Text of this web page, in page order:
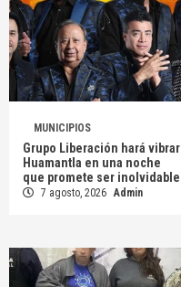
MUNICIPIOS
Grupo Liberación hará vibrar
Huamantla en una noche
que promete ser inolvidable
7 agosto, 2026 Admin